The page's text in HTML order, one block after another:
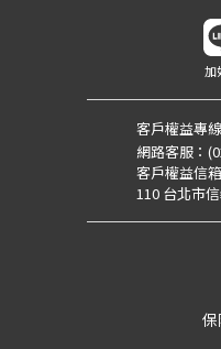
加
客戶權益專線
網路客服：
客戶權益信箱
110 台北市